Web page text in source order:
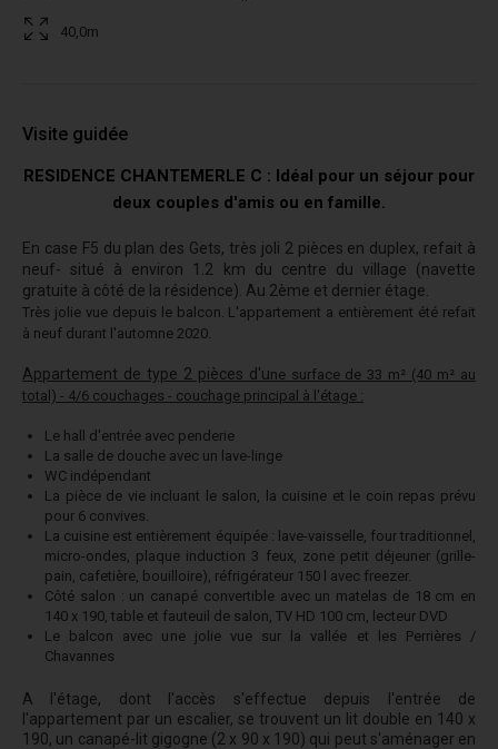
40,0m
Visite guidée
RESIDENCE CHANTEMERLE C : Idéal pour un séjour pour
deux couples d'amis ou en famille.
En case F5 du plan des Gets, très joli 2 pièces en duplex, refait à
neuf- situé à environ 1.2 km du centre du village (navette
gratuite à côté de la résidence). Au 2ème et dernier étage.
Très jolie vue depuis le balcon. L'appartement a entièrement été refait
à neuf durant l'automne 2020.
Appartement de type 2 pièces d'une surface de 33 m² (40 m² au
total) - 4/6 couchages - couchage principal à l'étage :
Le hall d'entrée avec penderie
La salle de douche avec un lave-linge
WC indépendant
La pièce de vie incluant le salon, la cuisine et le coin repas prévu
pour 6 convives.
La cuisine est entièrement équipée : lave-vaisselle, four traditionnel,
micro-ondes, plaque induction 3 feux, zone petit déjeuner (grille-
pain, cafetière, bouilloire), réfrigérateur 150 l avec freezer.
Côté salon : un canapé convertible avec un matelas de 18 cm en
140 x 190, table et fauteuil de salon, TV HD 100 cm, lecteur DVD
Le balcon avec une jolie vue sur la vallée et les Perrières /
Chavannes
A l'étage, dont l'accès s'effectue depuis l'entrée de
l'appartement par un escalier, se trouvent un lit double en 140 x
190, un canapé-lit gigogne (2 x 90 x 190) qui peut s'aménager en